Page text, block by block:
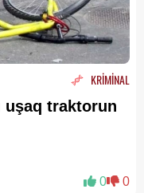
KRİMİNAL
uşaq traktorun
0 0